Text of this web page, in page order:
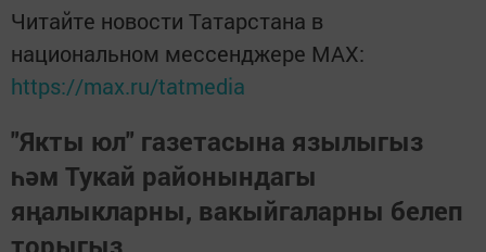
Читайте новости Татарстана в
национальном мессенджере MАХ:
https://max.ru/tatmedia
"Якты юл" газетасына язылыгыз
һәм Тукай районындагы
яңалыкларны, вакыйгаларны белеп